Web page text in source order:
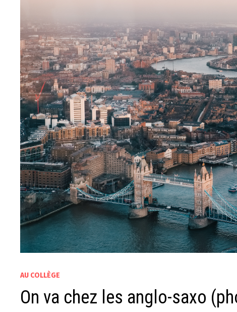
AU COLLÈGE
On va chez les anglo-saxo